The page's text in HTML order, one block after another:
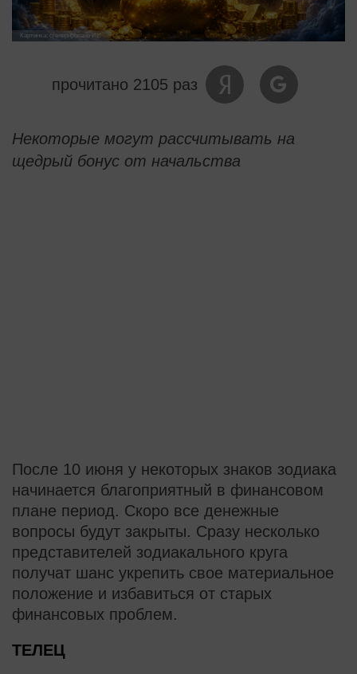
Картинка: сгенерировано ИИ
прочитано 2105 раз
Некоторые могут рассчитывать на
щедрый бонус от начальства
После 10 июня у некоторых знаков зодиака
начинается благоприятный в финансовом
плане период. Скоро все денежные
вопросы будут закрыты. Сразу несколько
представителей зодиакального круга
получат шанс укрепить свое материальное
положение и избавиться от старых
финансовых проблем.
ТЕЛЕЦ